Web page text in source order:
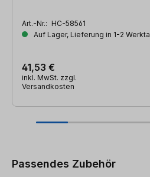
Art.-Nr.: HC-58561
Auf Lager, Lieferung in 1-2
41,53 €
inkl. MwSt. zzgl.
Versandkosten
Passendes Zubehör